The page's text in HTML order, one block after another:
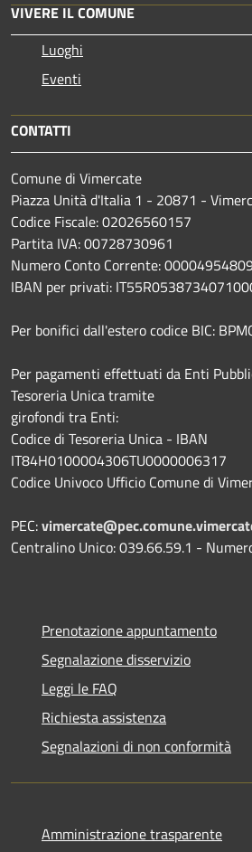
VIVERE IL COMUNE
Luoghi
Eventi
CONTATTI
Comune di Vimercate
Piazza Unità d'Italia 1 - 20871 -
Codice Fiscale: 02026560157
Partita IVA: 00728730961
Numero Conto Corrente:
IBAN per privati:
Per bonifici dall'estero codice BIC:
Per pagamenti effettuati da Enti
Tesoreria Unica tramite
girofondi tra Enti:
Codice di Tesoreria Unica - IBAN
IT84H0100004306TU0000006317
Codice Univoco Ufficio Comune di
PEC:
Centralino Unico: 039.66.59.1 -
Prenotazione appuntamento
Segnalazione disservizio
Leggi le FAQ
Richiesta assistenza
Segnalazioni di non conformità
Amministrazione trasparente